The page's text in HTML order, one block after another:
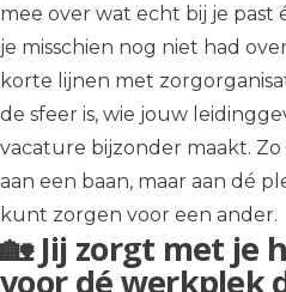
mee over wat echt bij je past
je misschien nog niet had
korte lijnen met
de sfeer is, wie jouw
vacature bijzonder maakt.
aan een baan, maar aan dé
kunt zorgen voor een ander.
🏡 Jij zorgt met je
voor dé werkplek